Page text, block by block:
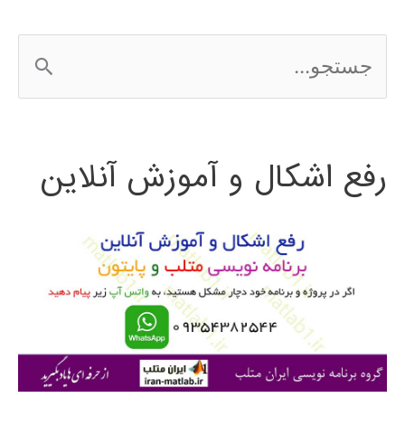
س
ج
ی
رفع اشکال و آموزش آنلاین